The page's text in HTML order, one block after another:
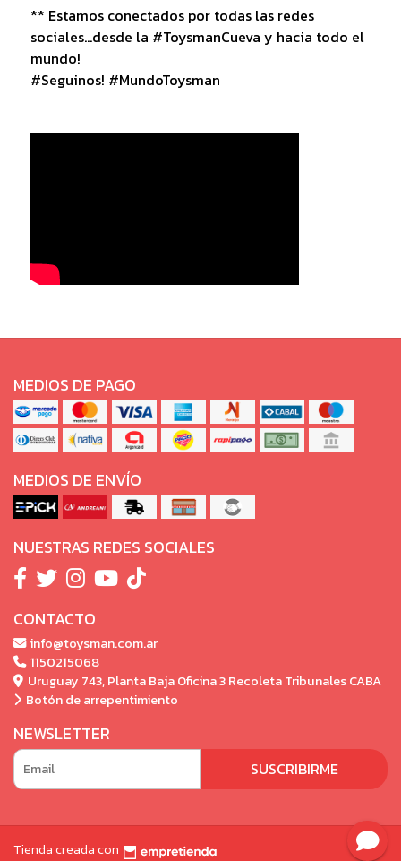
** Estamos conectados por todas las redes
sociales...desde la #ToysmanCueva y hacia todo el
mundo!
#Seguinos! #MundoToysman
MEDIOS DE PAGO
MEDIOS DE ENVÍO
NUESTRAS REDES SOCIALES
CONTACTO
info@toysman.com.ar
1150215068
Uruguay 743, Planta Baja Oficina 3 Recoleta Tribunales CABA
Botón de arrepentimiento
NEWSLETTER
SUSCRIBIRME
Tienda creada con